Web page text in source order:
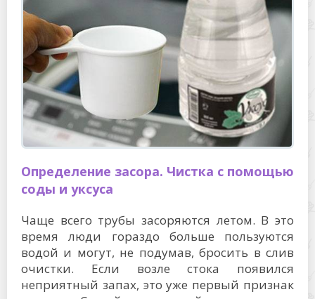
Определение засора. Чистка с помощью
соды и уксуса
Чаще всего трубы засоряются летом. В это
время люди гораздо больше пользуются
водой и могут, не подумав, бросить в слив
очистки. Если возле стока появился
неприятный запах, это уже первый признак